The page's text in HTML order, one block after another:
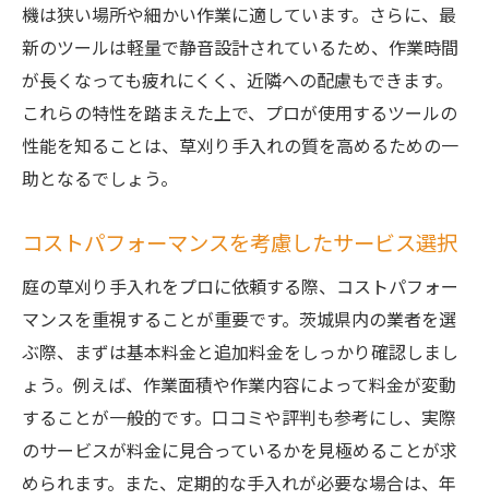
機は狭い場所や細かい作業に適しています。さらに、最
新のツールは軽量で静音設計されているため、作業時間
が長くなっても疲れにくく、近隣への配慮もできます。
これらの特性を踏まえた上で、プロが使用するツールの
性能を知ることは、草刈り手入れの質を高めるための一
助となるでしょう。
コストパフォーマンスを考慮したサービス選択
庭の草刈り手入れをプロに依頼する際、コストパフォー
マンスを重視することが重要です。茨城県内の業者を選
ぶ際、まずは基本料金と追加料金をしっかり確認しまし
ょう。例えば、作業面積や作業内容によって料金が変動
することが一般的です。口コミや評判も参考にし、実際
のサービスが料金に見合っているかを見極めることが求
められます。また、定期的な手入れが必要な場合は、年